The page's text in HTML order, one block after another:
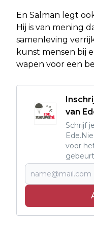
En Salman legt
Hij is van mening
samenleving
kunst mensen bij
wapen voor een
van
Schrijf
voor